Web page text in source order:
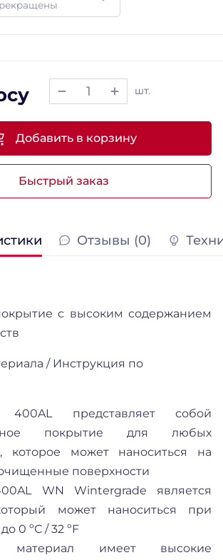
шт.
Быстрый заказ
Добавить в корзину
Отзывы (0)
с высоким содержанием
/ Инструкция по
представляет собой
покрытие для любых
которое может наноситься на
поверхности
WN Wintergrade является
может наноситься при
0 ºС / 32 ºF
имеет высокие